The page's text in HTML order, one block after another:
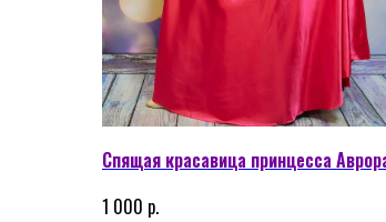
Спящая красавица принцесса
1 000 р.